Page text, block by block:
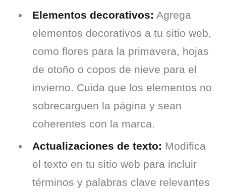
Elementos decorativos: Agrega
elementos decorativos a tu sitio web,
como flores para la primavera, hojas
de otoño o copos de nieve para el
invierno. Cuida que los elementos no
sobrecarguen la página y sean
coherentes con la marca.
Actualizaciones de texto: Modifica
el texto en tu sitio web para incluir
términos y palabras clave relevantes